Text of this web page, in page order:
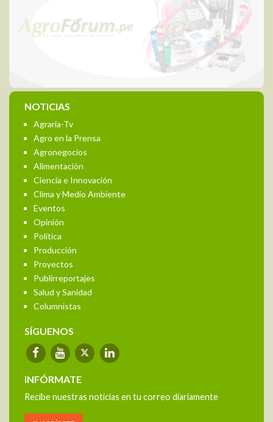
NOTICIAS
Agraria-Tv
Agro en la Prensa
Agronegocios
Alimentación
Ciencia e Innovación
Clima y Medio Ambiente
Eventos
Opinión
Política
Producción
Proyectos
Publirreportajes
Salud y Sanidad
Columnistas
SÍGUENOS
INFÓRMATE
Recibe nuestras noticias en tu correo diariamente